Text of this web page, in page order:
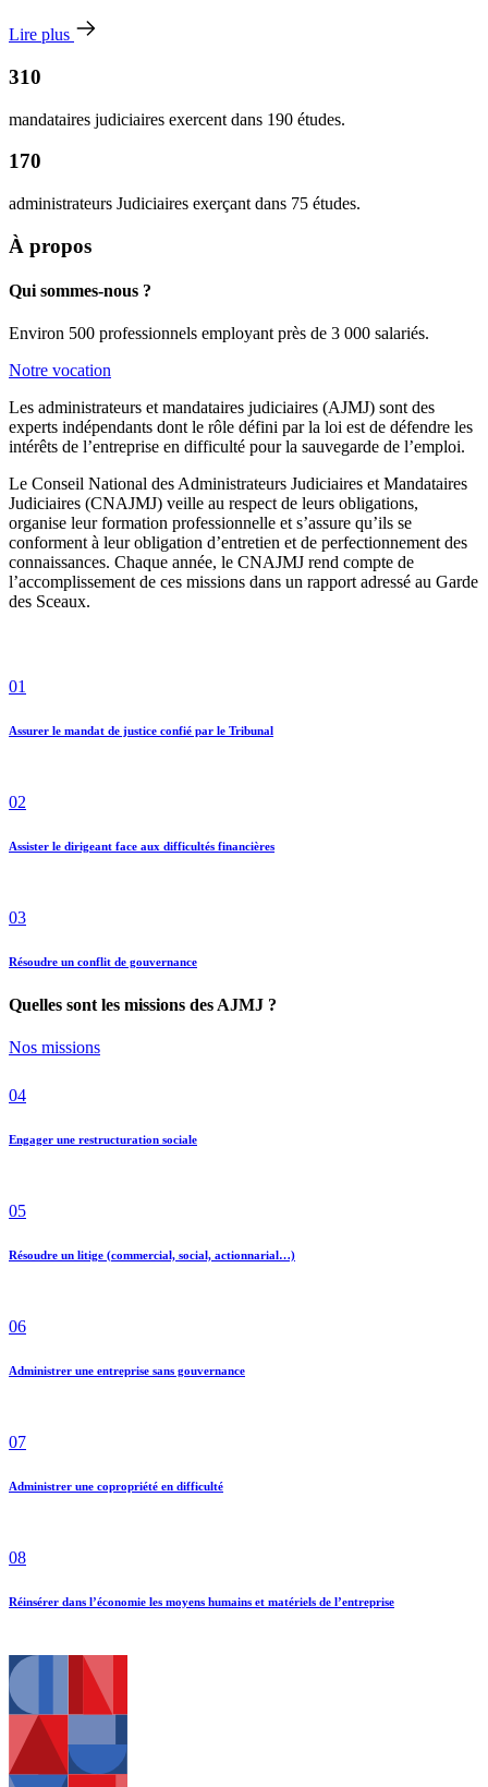
Lire plus
310
mandataires judiciaires exercent dans 190 études.
170
administrateurs Judiciaires exerçant dans 75 études.
À propos
Qui sommes-nous ?
Environ 500 professionnels employant près de 3 000 salariés.
Notre vocation
Les administrateurs et mandataires judiciaires (AJMJ) sont des
experts indépendants dont le rôle défini par la loi est de défendre les
intérêts de l’entreprise en difficulté pour la sauvegarde de l’emploi.
Le Conseil National des Administrateurs Judiciaires et Mandataires
Judiciaires (CNAJMJ) veille au respect de leurs obligations,
organise leur formation professionnelle et s’assure qu’ils se
conforment à leur obligation d’entretien et de perfectionnement des
connaissances. Chaque année, le CNAJMJ rend compte de
l’accomplissement de ces missions dans un rapport adressé au Garde
des Sceaux.
01
Assurer le mandat de justice confié par le Tribunal
02
Assister le dirigeant face aux difficultés financières
03
Résoudre un conflit de gouvernance
Quelles sont les missions des AJMJ ?
Nos missions
04
Engager une restructuration sociale
05
Résoudre un litige (commercial, social, actionnarial…)
06
Administrer une entreprise sans gouvernance
07
Administrer une copropriété en difficulté
08
Réinsérer dans l’économie les moyens humains et matériels de l’entreprise